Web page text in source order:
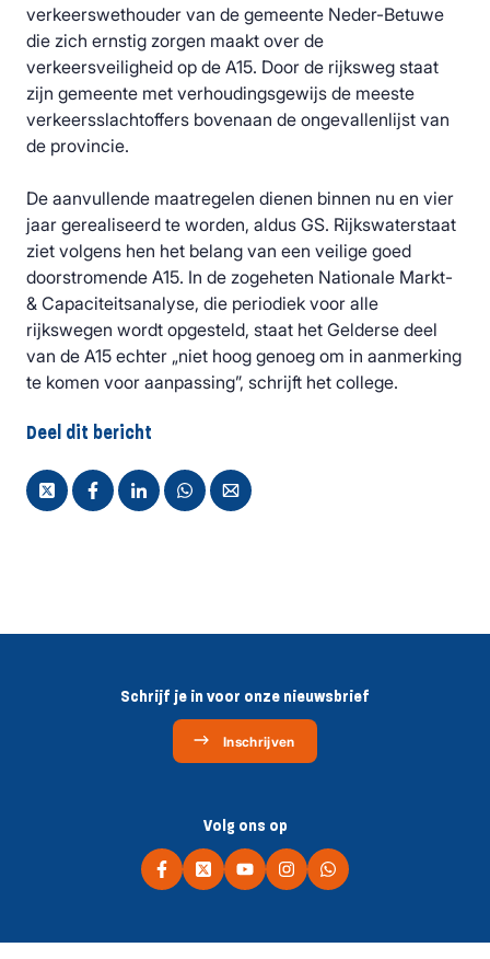
verkeerswethouder van de gemeente Neder-Betuwe
die zich ernstig zorgen maakt over de
verkeersveiligheid op de A15. Door de rijksweg staat
zijn gemeente met verhoudingsgewijs de meeste
verkeersslachtoffers bovenaan de ongevallenlijst van
de provincie.
De aanvullende maatregelen dienen binnen nu en vier
jaar gerealiseerd te worden, aldus GS. Rijkswaterstaat
ziet volgens hen het belang van een veilige goed
doorstromende A15. In de zogeheten Nationale Markt-
& Capaciteitsanalyse, die periodiek voor alle
rijkswegen wordt opgesteld, staat het Gelderse deel
van de A15 echter „niet hoog genoeg om in aanmerking
te komen voor aanpassing”, schrijft het college.
Deel dit bericht
Schrijf je in voor onze nieuwsbrief
Inschrijven
Volg ons op